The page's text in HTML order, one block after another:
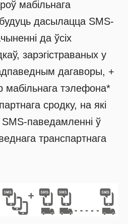
мабільнага
дасылацца SMS-
да ўсіх
зарэгістраваных у
дагаворы, +
мабільнага тэлефона*
сродку, на які
паведамленні ў
транспартнага